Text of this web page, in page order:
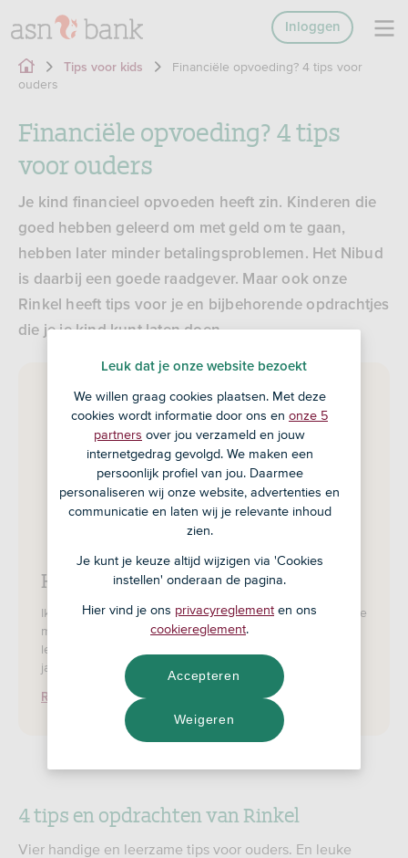
Inloggen
Tips voor kids
Financiële opvoeding? 4 tips voor
ouders
Financiële opvoeding? 4 tips
voor ouders
Je kind financieel opvoeden heeft zin. Kinderen die
goed hebben geleerd om met geld om te gaan,
hebben later minder betalingsproblemen. Het Nibud
is daarbij een goede raadgever. Maar ook onze
Rinkel heeft tips voor je en bijbehorende opdrachtjes
die je je kind kunt laten doen.
Hoi! Ik ben Rinkel
Ik help je graag om van je kind een financiële slimmerik te
maken. Kijk bijvoorbeeld eens in mijn speelhoek. Met
leuke weetjes en doe-dingen voor kinderen van 4 tot 12
jaar.
Rinkels speelhoek
4 tips en opdrachten van Rinkel
Vier handige en leerzame tips voor ouders. En leuke
Leuk dat je onze website bezoekt
We willen graag cookies plaatsen. Met deze
cookies wordt informatie door ons en onze 5
partners over jou verzameld en jouw
internetgedrag gevolgd. We maken een
persoonlijk profiel van jou. Daarmee
personaliseren wij onze website, advertenties en
communicatie en laten wij je relevante inhoud
zien.
Je kunt je keuze altijd wijzigen via 'Cookies
instellen' onderaan de pagina.
Hier vind je ons privacyreglement en ons
cookiereglement.
Weigeren
Accepteren